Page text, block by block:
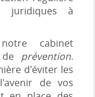
juridiques à
cabinet
prévention.
d'éviter les
de vos